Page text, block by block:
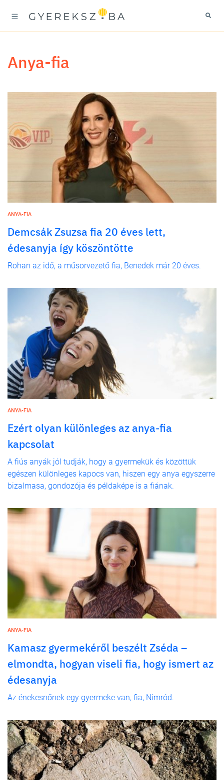
anya-fia
ANYA-FIA
Demcsák Zsuzsa fia 20 éves lett,
édesanyja így köszöntötte
Rohan az idő, a műsorvezető fia, Benedek már 20 éves.
ANYA-FIA
Ezért olyan különleges az anya-fia
kapcsolat
A fiús anyák jól tudják, hogy a gyermekük és közöttük
egészen különleges kapocs van, hiszen egy anya egyszerre
bizalmasa, gondozója és példaképe is a fiának.
ANYA-FIA
Kamasz gyermekéről beszélt Zséda –
elmondta, hogyan viseli fia, hogy ismert az
édesanyja
Az énekesnőnek egy gyermeke van, fia, Nimród.